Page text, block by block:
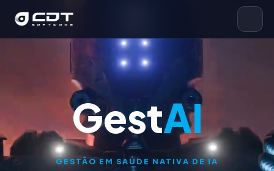
GestAI
GESTÃO EM SAÚDE NATIVA DE IA